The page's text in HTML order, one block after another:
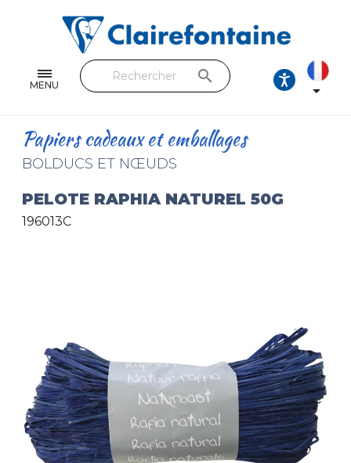
MENU
Feuilles & Copies
Beaux-arts & Dessin
Loisirs créatifs
Cuir & trousses
search

Papiers cadeaux et emballages
BOLDUCS ET NŒUDS
PELOTE RAPHIA NATUREL 50G
196013C